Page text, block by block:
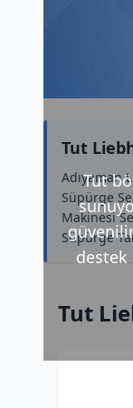
Tut
destek
Tut
Adıyaman
Süpürge
Makinesi
Süpürge
Tut